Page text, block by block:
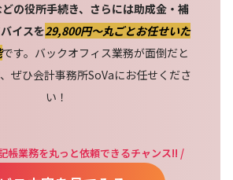
の役所手続き、さらには助成金・補
イスを29,800円〜丸ごとお任せいた
です。バックオフィス業務が面倒だと
ぜひ会計事務所SoVaにお任せくださ
い！
帳業務を丸っと依頼できるチャンス!! /